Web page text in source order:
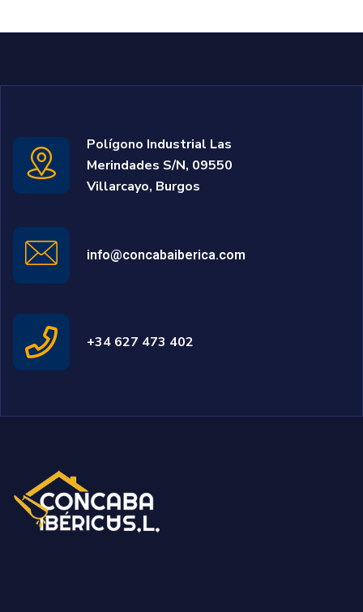
Polígono Industrial Las
Merindades S/N, 09550
Villarcayo, Burgos
info@concabaiberica.com
+34 627 473 402